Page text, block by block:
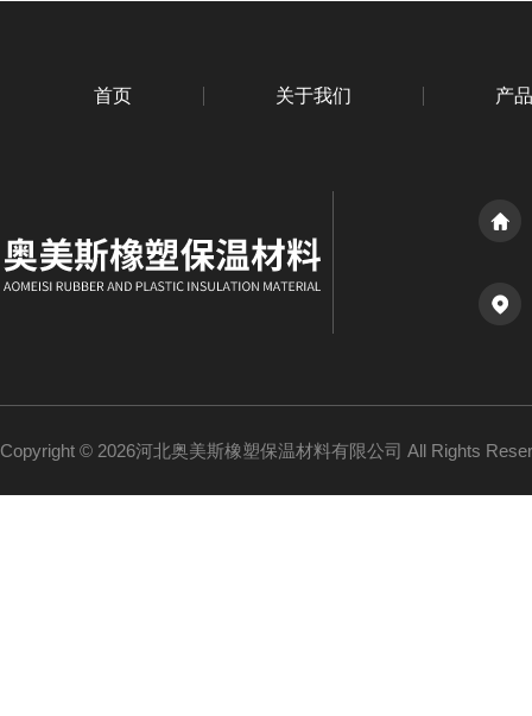
首页 关于我们 产
Copyright © 2026河北奥美斯橡塑保温材料有限公司 All Rights